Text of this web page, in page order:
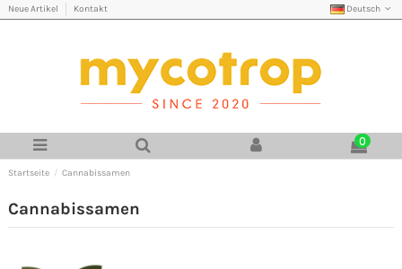
Neue Artikel Kontakt Deutsch
0
Startseite Cannabissamen
Cannabissamen